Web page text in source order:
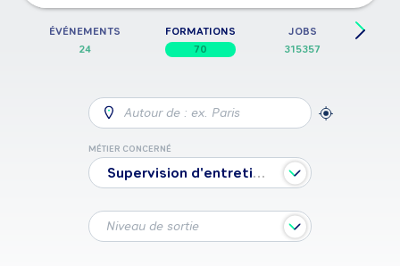
ÉVÉNEMENTS
24
FORMATIONS
70
JOBS
315357
Autour de : ex. Paris
MÉTIER CONCERNÉ
Supervision d'entretien et gestion de véhicules
Niveau de sortie